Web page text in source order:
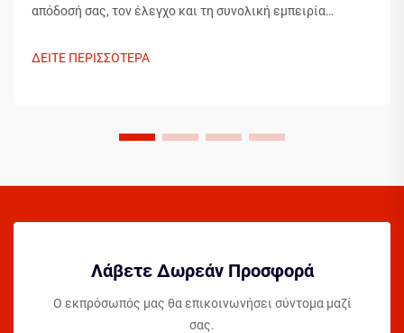
απόδοσή σας, τον έλεγχο και τη συνολική εμπειρία
ΔΕΙΤΕ ΠΕΡΙΣΣΟΤΕΡΑ
Λάβετε Δωρεάν Προσφορά
Ο εκπρόσωπός μας θα επικοινωνήσει σύντομα μαζί
σας.